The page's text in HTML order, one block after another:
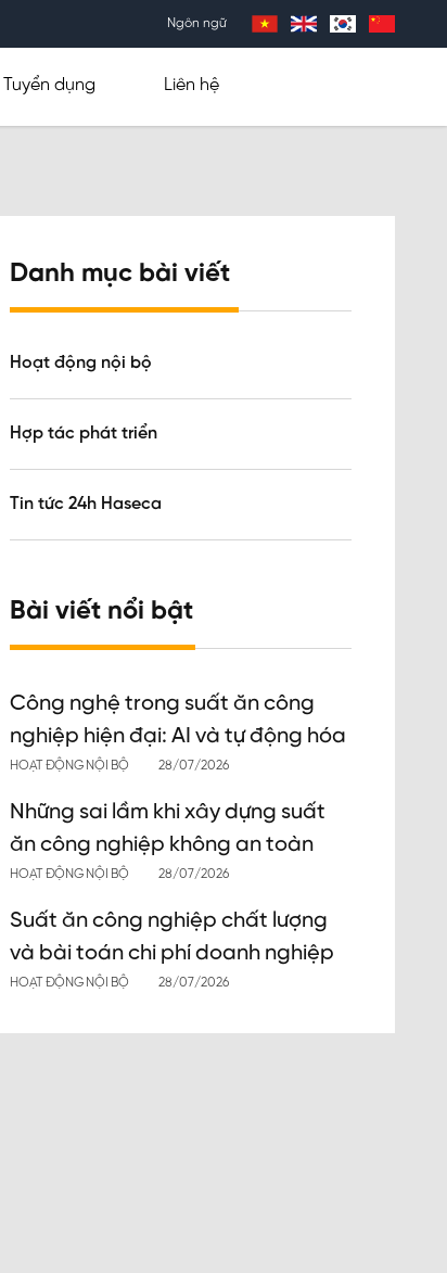
Ngôn ngữ
Tuyển dụng Liên hệ
Danh mục bài viết
Hoạt động nội bộ
Hợp tác phát triển
Tin tức 24h Haseca
Bài viết nổi bật
Công nghệ trong suất ăn công
nghiệp hiện đại: AI và tự động hóa
HOẠT ĐỘNG NỘI BỘ 28/07/2026
Những sai lầm khi xây dựng suất
ăn công nghiệp không an toàn
HOẠT ĐỘNG NỘI BỘ 28/07/2026
Suất ăn công nghiệp chất lượng
và bài toán chi phí doanh nghiệp
HOẠT ĐỘNG NỘI BỘ 28/07/2026